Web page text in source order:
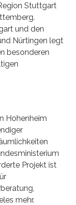
Stuttgart
und den
Nürtingen legt
besonderen
Hohenheim
Projekt ist
mehr.